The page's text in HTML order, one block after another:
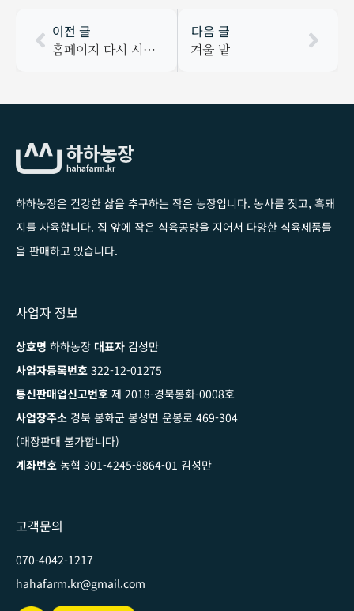
이전 글
홈페이지 다시 시작합니다.
다음 글
겨울 밭
하하농장은 건강한 삶을 추구하는 작은 농장입니다. 농사를 짓고, 흑돼
지를 사육합니다. 집 앞에 작은 식육공방을 지어서 다양한 식육제품들
을 판매하고 있습니다.
사업자 정보
상호명 하하농장 대표자 김성만
사업자등록번호 322-12-01275
통신판매업신고번호 제 2018-경북봉화-0008호
사업장주소 경북 봉화군 봉성면 운봉로 469-304
(매장판매 불가합니다)
계좌번호 농협 301-4245-8864-01 김성만
고객문의
070-4042-1217
hahafarm.kr@gmail.com